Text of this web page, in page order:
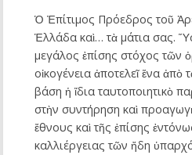
Ὁ Ἐπίτιμος Πρόεδρος τοῦ
Ἑλλάδα καὶ… τὰ μάτια σας.
μεγάλος ἐπίσης στόχος τῶν
οἰκογένεια ἀποτελεῖ ἕνα
βάση ἡ ἴδια ταυτοποιητικὸ
στὴν συντήρηση καὶ
ἔθνους καὶ τῆς ἐπίσης
καλλιέργειας τῶν ἤδη